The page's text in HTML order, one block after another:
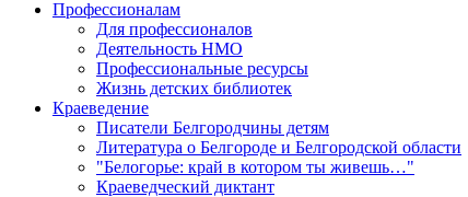
Профессионалам
Для профессионалов
Деятельность НМО
Профессиональные ресурсы
Жизнь детских библиотек
Краеведение
Писатели Белгородчины детям
Литература о Белгороде и Белгородской области
"Белогорье: край в котором ты живешь…"
Краеведческий диктант